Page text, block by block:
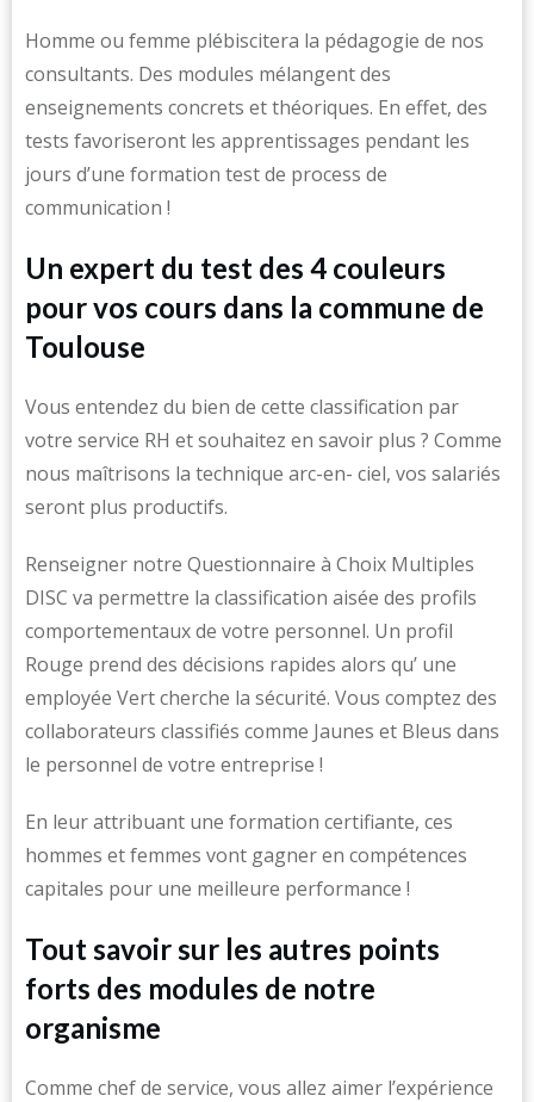
Homme ou femme plébiscitera la pédagogie de nos
consultants. Des modules mélangent des
enseignements concrets et théoriques. En effet, des
tests favoriseront les apprentissages pendant les
jours d’une formation test de process de
communication !
Un expert du test des 4 couleurs
pour vos cours dans la commune de
Toulouse
Vous entendez du bien de cette classification par
votre service RH et souhaitez en savoir plus ? Comme
nous maîtrisons la technique arc-en- ciel, vos salariés
seront plus productifs.
Renseigner notre Questionnaire à Choix Multiples
DISC va permettre la classification aisée des profils
comportementaux de votre personnel. Un profil
Rouge prend des décisions rapides alors qu’ une
employée Vert cherche la sécurité. Vous comptez des
collaborateurs classifiés comme Jaunes et Bleus dans
le personnel de votre entreprise !
En leur attribuant une formation certifiante, ces
hommes et femmes vont gagner en compétences
capitales pour une meilleure performance !
Tout savoir sur les autres points
forts des modules de notre
organisme
Comme chef de service, vous allez aimer l’expérience